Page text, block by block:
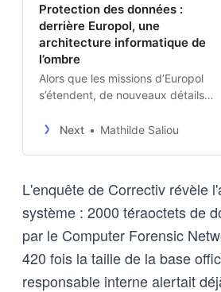
Protection des données :
derrière Europol, une
architecture informatique de
l’ombre
Alors que les missions d’Europol
s’étendent, de nouveaux détails
poussent des parlementaires
Next Mathilde Saliou
L'enquête de Correctiv révèle
système : 2000 téraoctets de
par le Computer Forensic
420 fois la taille de la base
responsable interne alertait